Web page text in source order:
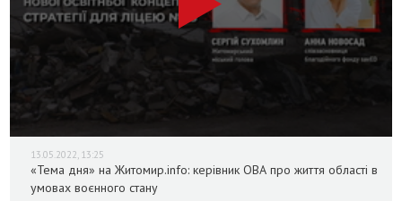
13.05.2022, 13:25
«Тема дня» на Житомир.info: керівник ОВА про життя області в
умовах воєнного стану